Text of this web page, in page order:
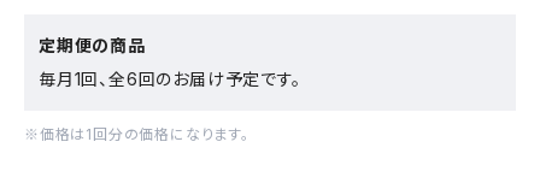
定期便の商品
毎月1回、全6回のお届け予定です。
※価格は1回分の価格になります。